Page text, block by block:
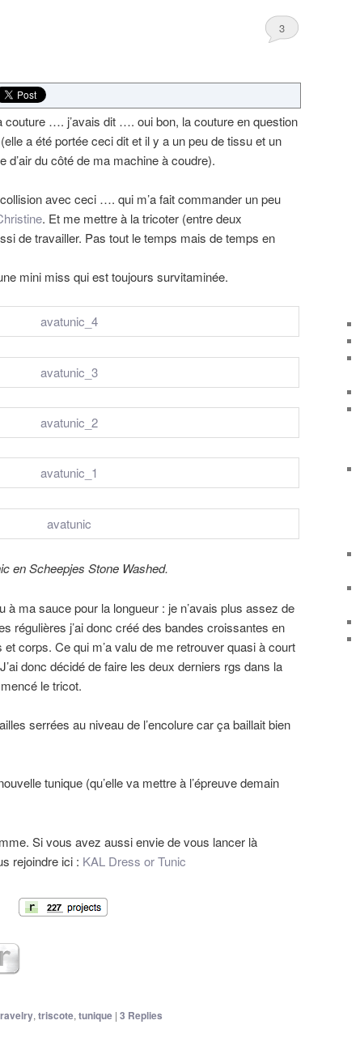
3
couture …. j’avais dit …. oui bon, la couture en question
a été portée ceci dit et il y a un peu de tissu et un
d’air du côté de ma machine à coudre).
avec ceci …. qui m’a fait commander un peu
. Et me mettre à la tricoter (entre deux
de travailler. Pas tout le temps mais de temps en
mini miss qui est toujours survitaminée.
en Scheepjes Stone Washed.
à ma sauce pour la longueur : je n’avais plus assez de
régulières j’ai donc créé des bandes croissantes en
corps. Ce qui m’a valu de me retrouver quasi à court
donc décidé de faire les deux derniers rgs dans la
le tricot.
serrées au niveau de l’encolure car ça baillait bien
tunique (qu’elle va mettre à l’épreuve demain
Si vous avez aussi envie de vous lancer là
rejoindre ici : KAL Dress or Tunic
ravelry, triscote, tunique | 3 Replies